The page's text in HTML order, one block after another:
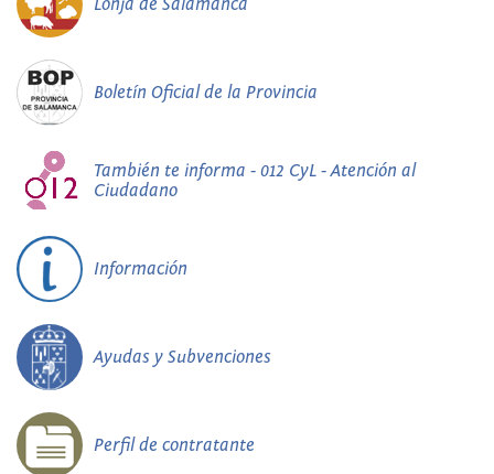
Boletín Oficial de la Provincia
También te informa - 012 CyL - Atención al
Ciudadano
Información
Ayudas y Subvenciones
Perfil de contratante